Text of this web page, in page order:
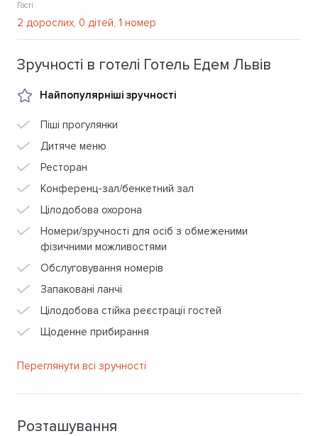
Гості
Зручності в готелі Готель Едем Львів
Найпопулярніші зручності
Піші прогулянки
Дитяче меню
Ресторан
Конференц-зал/бенкетний зал
Цілодобова охорона
Номери/зручності для осіб з обмеженими
фізичними можливостями
Обслуговування номерів
Запаковані ланчі
Цілодобова стійка реєстрації гостей
Щоденне прибирання
Переглянути всі зручності
Розташування